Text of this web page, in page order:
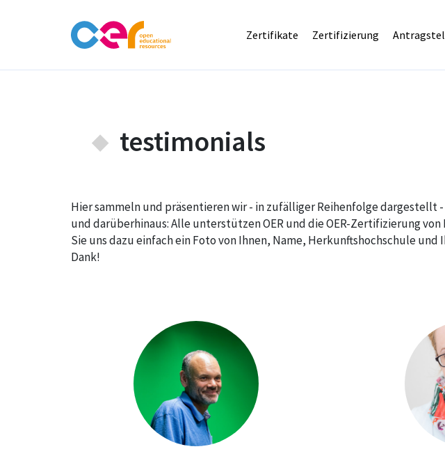
Zertifikate Zertifizierung
testimonials
Hier sammeln und präsentieren wir - in zufälliger Reihenfolge
und darüberhinaus: Alle unterstützen OER und die OER-Zertifizierung
Sie uns dazu einfach ein Foto von Ihnen, Name, Herkunftshochschule
Dank!